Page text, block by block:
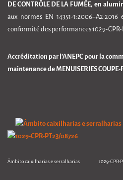
DE CONTRÔLE DE LA FUMÉE, en
aux normes EN 14351-
conformité des performances 1029-CPR-
Accréditation par l’ANEPC pour la
maintenance de MENUISERIES COUPE-
Âmbito caixilharias e serralharias 1029-CPR-